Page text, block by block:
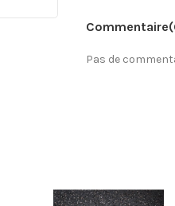
Commentaire
Pas de